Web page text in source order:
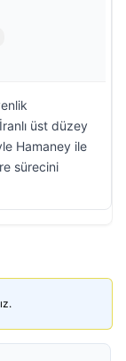
üst düzey
Hamaney ile
sürecini